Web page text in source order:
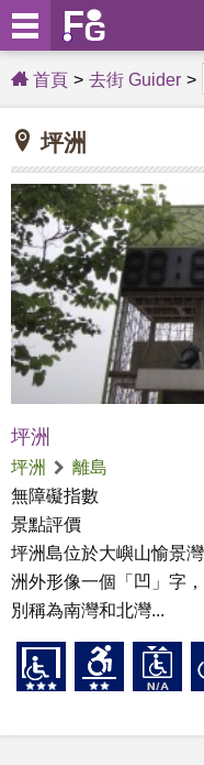
首頁 去街 Guider
坪洲
坪洲
坪洲
離島
無障礙指數
景點評價
坪洲島位於大嶼山愉景
洲外形像一個「凹」字
別稱為南灣和北灣...